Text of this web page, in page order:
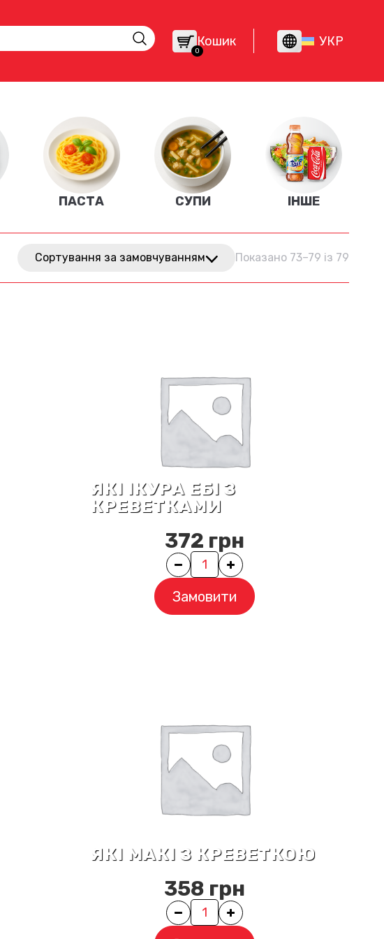
Кошик
0
УКР
ПАСТА СУПИ ІНШЕ
Показано 73–79 із 79
Сортування за замовчуванням
ЯКІ ІКУРА ЕБІ З
КРЕВЕТКАМИ
372 грн
Quantity
Замовити
ЯКІ МАКІ З КРЕВЕТКОЮ
358 грн
Quantity